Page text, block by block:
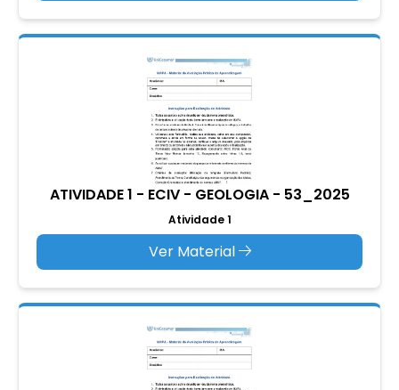
ATIVIDADE 1 - ECIV - GEOLOGIA - 53_2025
Atividade 1
Ver Material